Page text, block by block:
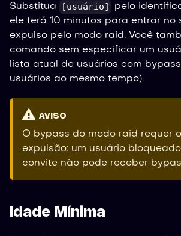
Substitua [usuário]
pelo
ele terá 10 minutos para entrar no
expulso pelo modo raid. Você
comando sem especificar um
lista atual de usuários com
usuários ao mesmo tempo).
AVISO
O bypass do modo raid requer o
expulsão: um usuário
convite não pode receber
Idade Mínima